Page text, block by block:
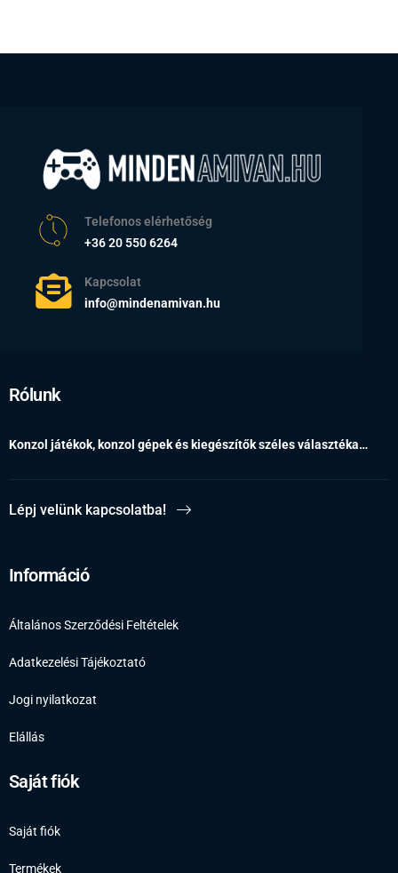
Telefonos elérhetőség
+36 20 550 6264
Kapcsolat
info@mindenamivan.hu
Rólunk
Konzol játékok, konzol gépek és kiegészítők széles választéka…
Lépj velünk kapcsolatba!
Információ
Általános Szerződési Feltételek
Adatkezelési Tájékoztató
Jogi nyilatkozat
Elállás
Saját fiók
Saját fiók
Termékek